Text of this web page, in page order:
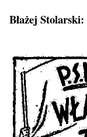
Błażej Stolarski: